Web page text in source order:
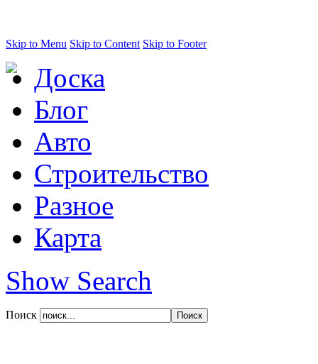
Skip to Menu Skip to Content Skip to Footer
Доска
Блог
Авто
Строительство
Разное
Карта
Show Search
Поиск